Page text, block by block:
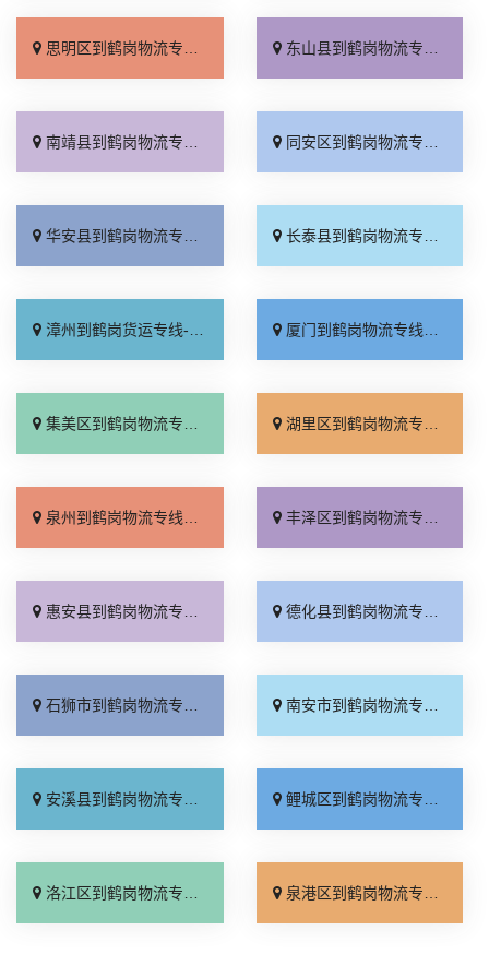
思明区到鹤岗物流专线_准时准点「合理收费」 东山县到鹤岗物流专线_全境到达「合理收费」
南靖县到鹤岗物流专线_不随意加价「多久时间」 同安区到鹤岗物流专线_要多少钱「价格实惠」
华安县到鹤岗物流专线_收费标准「直达往返」 长泰县到鹤岗物流专线_运费多少「上门取件」
漳州到鹤岗货运专线-漳州到鹤岗物流公司_全境到达「收费介绍」 厦门到鹤岗物流专线_专业调车「快运直达」
集美区到鹤岗物流专线_专业靠谱「高效快运」 湖里区到鹤岗物流专线_直达往返「一站式托运」
泉州到鹤岗物流专线_整车配货「高效运输」 丰泽区到鹤岗物流专线_合同承运「资质齐全」
惠安县到鹤岗物流专线_快运直达「价位合理」 德化县到鹤岗物流专线_上门取件「诚信为先」
石狮市到鹤岗物流专线_多久能到「直发全境」 南安市到鹤岗物流专线_送货到门「来电咨询」
安溪县到鹤岗物流专线_送货上门「多久能到」 鲤城区到鹤岗物流专线_快速响应「高速快运」
洛江区到鹤岗物流专线_要多少钱「急你所需」 泉港区到鹤岗物流专线_价位合理「高效快运」